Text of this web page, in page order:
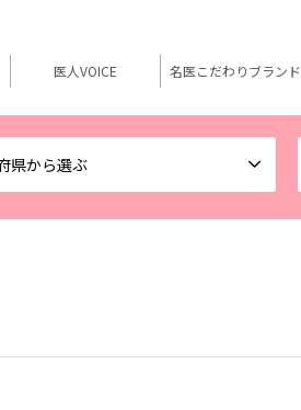
県から選ぶ
医人VOICE 名医こだわりブランド